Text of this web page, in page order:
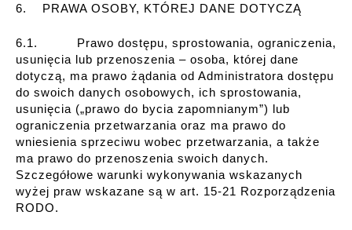
6. PRAWA OSOBY, KTÓREJ DANE DOTYCZĄ
6.1. Prawo dostępu, sprostowania, ograniczenia,
usunięcia lub przenoszenia – osoba, której dane
dotyczą, ma prawo żądania od Administratora dostępu
do swoich danych osobowych, ich sprostowania,
usunięcia („prawo do bycia zapomnianym”) lub
ograniczenia przetwarzania oraz ma prawo do
wniesienia sprzeciwu wobec przetwarzania, a także
ma prawo do przenoszenia swoich danych.
Szczegółowe warunki wykonywania wskazanych
wyżej praw wskazane są w art. 15-21 Rozporządzenia
RODO.